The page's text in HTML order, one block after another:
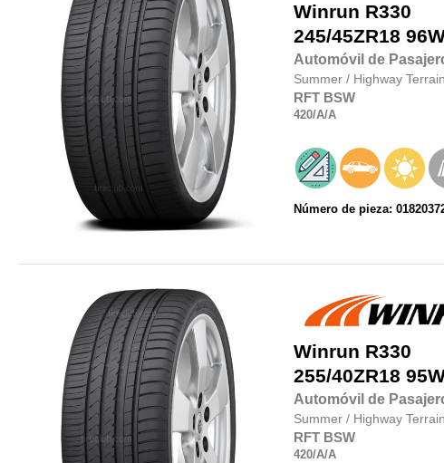
Winrun R330
245/45ZR18
Automóvil de
Summer / Highway Terrain
RFT BSW
420/A/A
Número de pieza:
Winrun R330
255/40ZR18
Automóvil de
Summer / Highway Terrain
RFT BSW
420/A/A